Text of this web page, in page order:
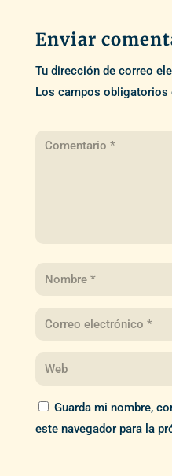
Enviar
Tu dirección de correo
Los campos obligatorios
Guarda mi nombre,
este navegador para la